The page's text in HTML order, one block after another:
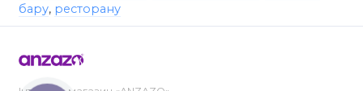
бару, ресторану